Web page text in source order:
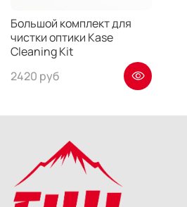
Большой комплект для
чистки оптики Kase
Cleaning Kit
2420 руб